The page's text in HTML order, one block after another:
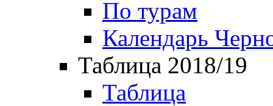
По турам
Календарь
Таблица 2018/19
Таблица